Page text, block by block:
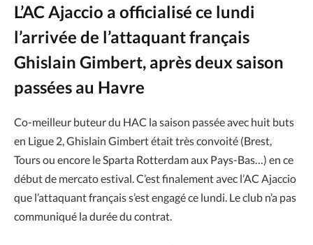
L’AC Ajaccio a officialisé ce lundi
l’arrivée de l’attaquant français
Ghislain Gimbert, après deux saison
passées au Havre
Co-meilleur buteur du HAC la saison passée avec huit buts
en Ligue 2, Ghislain Gimbert était très convoité (Brest,
Tours ou encore le Sparta Rotterdam aux Pays-Bas…) en ce
début de mercato estival. C’est finalement avec l’AC Ajaccio
que l’attaquant français s’est engagé ce lundi. Le club n’a pas
communiqué la durée du contrat.